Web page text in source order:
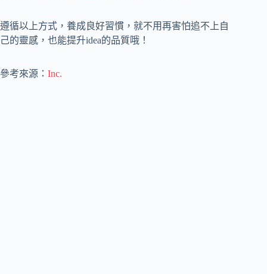
遵循以上方式，養成良好習慣，就不用再害怕追不上自
己的靈感，也能提升idea的品質哦！
參考來源： Inc.